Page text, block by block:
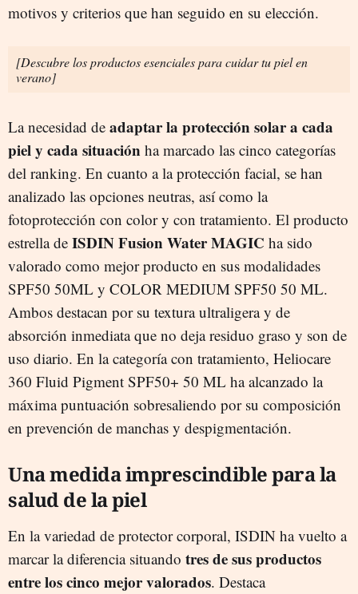
motivos y criterios que han seguido en su elección.
[Descubre los productos esenciales para cuidar tu piel en
verano]
La necesidad de adaptar la protección solar a cada
piel y cada situación ha marcado las cinco categorías
del ranking. En cuanto a la protección facial, se han
analizado las opciones neutras, así como la
fotoprotección con color y con tratamiento. El producto
estrella de ISDIN Fusion Water MAGIC ha sido
valorado como mejor producto en sus modalidades
SPF50 50ML y COLOR MEDIUM SPF50 50 ML.
Ambos destacan por su textura ultraligera y de
absorción inmediata que no deja residuo graso y son de
uso diario. En la categoría con tratamiento, Heliocare
360 Fluid Pigment SPF50+ 50 ML ha alcanzado la
máxima puntuación sobresaliendo por su composición
en prevención de manchas y despigmentación.
Una medida imprescindible para la
salud de la piel
En la variedad de protector corporal, ISDIN ha vuelto a
marcar la diferencia situando tres de sus productos
entre los cinco mejor valorados. Destaca